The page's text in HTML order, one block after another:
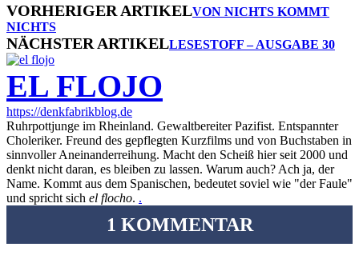
VORHERIGER ARTIKELVON NICHTS KOMMT
NICHTS
NÄCHSTER ARTIKELLESESTOFF – AUSGABE 30
EL FLOJO
https://denkfabrikblog.de
Ruhrpottjunge im Rheinland. Gewaltbereiter Pazifist. Entspannter
Choleriker. Freund des gepflegten Kurzfilms und von Buchstaben in
sinnvoller Aneinanderreihung. Macht den Scheiß hier seit 2000 und
denkt nicht daran, es bleiben zu lassen. Warum auch? Ach ja, der
Name. Kommt aus dem Spanischen, bedeutet soviel wie "der Faule"
und spricht sich el flocho. .
1 KOMMENTAR